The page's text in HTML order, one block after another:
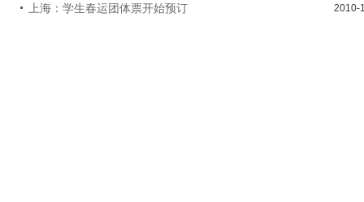
上海：学生春运团体票开始预订 2010-